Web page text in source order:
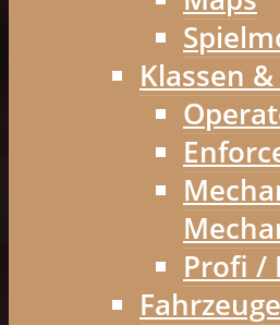
Klassen
Profi /
Fahrzeuge